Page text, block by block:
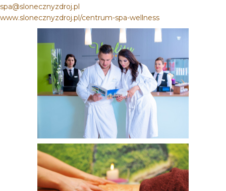
spa@slonecznyzdroj.pl
www.slonecznyzdroj.pl/centrum-spa-wellness